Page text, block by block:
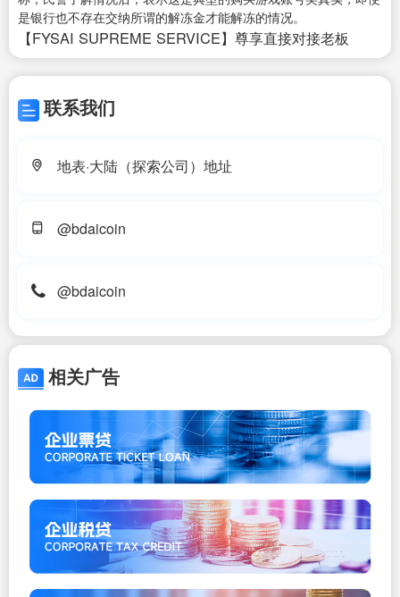
是银行也不存在交纳所谓的解冻金才能解冻的情况。
【FYSAI SUPREME SERVICE】尊享直接对接老板
联系我们
地表·大陆（探索公司）地址
@bdaicoin
@bdaicoin
相关广告